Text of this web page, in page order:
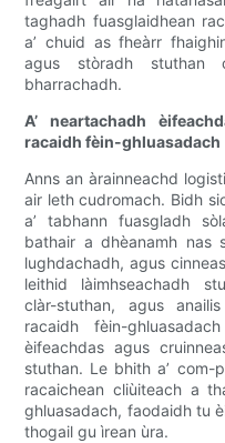
taghadh fuasglaidhean
a’ chuid as fheàrr
agus stòradh stuthan
bharrachadh.
A’ neartachadh
racaidh fèin-ghluasadach
Anns an àrainneachd
air leth cudromach. Bidh
a’ tabhann fuasgladh
bathair a dhèanamh nas
lughdachadh, agus
leithid làimhseachadh
clàr-stuthan, agus
racaidh fèin-
èifeachdas agus
stuthan. Le bhith a’ com-
racaichean cliùiteach a
ghluasadach, faodaidh tu
thogail gu ìrean ùra.